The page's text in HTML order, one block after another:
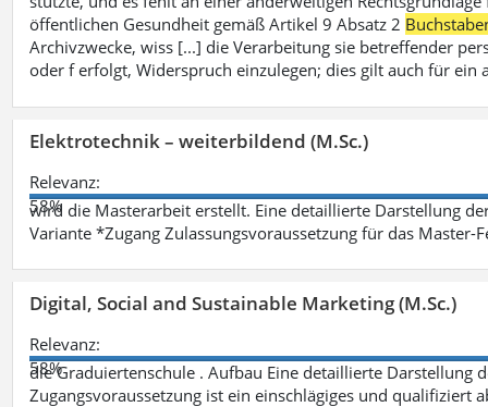
öffentlichen Gesundheit gemäß Artikel 9 Absatz 2
Archivzwecke, wiss [...] die Verarbeitung sie betreffender
oder f erfolgt, Widerspruch einzulegen; dies gilt auch für ein
Elektrotechnik – weiterbildend (M.Sc.)
Relevanz:
58%
wird die Masterarbeit erstellt. Eine detaillierte Darstellung
Variante *Zugang Zulassungsvoraussetzung für das Master-
Digital, Social and Sustainable Marketing (M.Sc.)
Relevanz:
58%
die Graduiertenschule . Aufbau Eine detaillierte Darstellung
Zugangsvoraussetzung ist ein einschlägiges und qualifiziert